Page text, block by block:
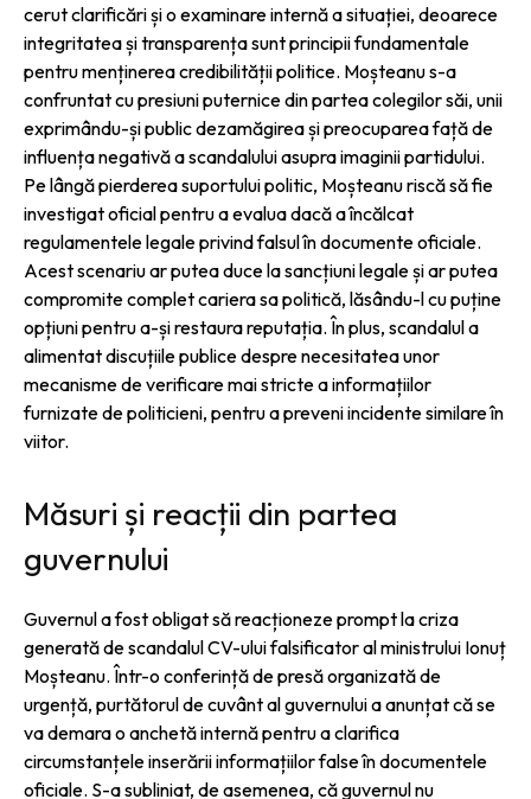
cerut clarificări și o examinare internă a situației, deoarece
integritatea și transparența sunt principii fundamentale
pentru menținerea credibilității politice. Moșteanu s-a
confruntat cu presiuni puternice din partea colegilor săi, unii
exprimându-și public dezamăgirea și preocuparea față de
influența negativă a scandalului asupra imaginii partidului.
Pe lângă pierderea suportului politic, Moșteanu riscă să fie
investigat oficial pentru a evalua dacă a încălcat
regulamentele legale privind falsul în documente oficiale.
Acest scenariu ar putea duce la sancțiuni legale și ar putea
compromite complet cariera sa politică, lăsându-l cu puține
opțiuni pentru a-și restaura reputația. În plus, scandalul a
alimentat discuțiile publice despre necesitatea unor
mecanisme de verificare mai stricte a informațiilor
furnizate de politicieni, pentru a preveni incidente similare în
viitor.
Măsuri și reacții din partea
guvernului
Guvernul a fost obligat să reacționeze prompt la criza
generată de scandalul CV-ului falsificator al ministrului Ionuț
Moșteanu. Într-o conferință de presă organizată de
urgență, purtătorul de cuvânt al guvernului a anunțat că se
va demara o anchetă internă pentru a clarifica
circumstanțele inserării informațiilor false în documentele
oficiale. S-a subliniat, de asemenea, că guvernul nu